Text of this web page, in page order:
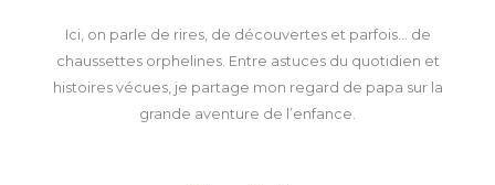
Ici, on parle de rires, de découvertes et parfois… de
chaussettes orphelines. Entre astuces du quotidien et
histoires vécues, je partage mon regard de papa sur la
grande aventure de l’enfance.